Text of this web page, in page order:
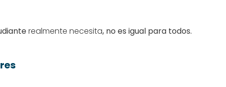
realmente necesita, no es igual para todos.